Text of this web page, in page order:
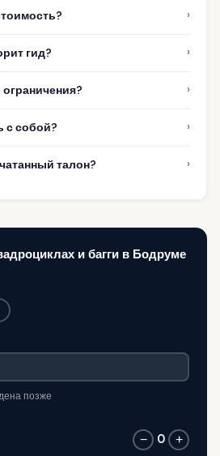
›
гид? ›
›
с собой? ›
талон? ›
и багги в Бодруме
позже
− 0 +